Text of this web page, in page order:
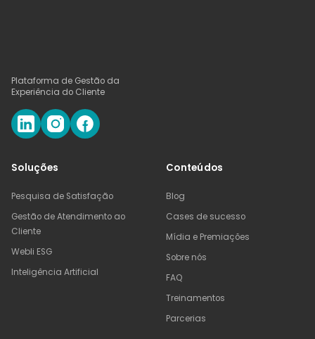
O que é CSAT?
O que é CES?
Qual a diferença entre NPS, CSAT e CES?
Acompanhe NPS, CSAT e CES
Plataforma de Gestão da
Experiência do Cliente
Soluções
Pesquisa de Satisfação
Gestão de Atendimento ao
Cliente
Webli ESG
Inteligência Artificial
Conteúdos
Blog
Cases de sucesso
Mídia e Premiações
Sobre nós
FAQ
Treinamentos
Parcerias